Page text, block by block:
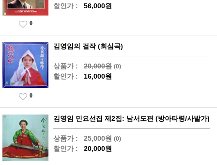
할인가 : 56,000원
0
김영임의 걸작 (회심곡)
상품가 : 20,000원 (0)
할인가 : 16,000원
0
김영임 민요선집 제2집: 남서도편 (방아타령/사발가)
상품가 : 25,000원 (0)
할인가 : 20,000원